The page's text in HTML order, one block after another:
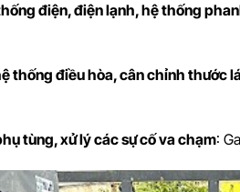
điện, điện lạnh, hệ thống
thống điều hòa, cân chỉnh thước
tùng, xử lý các sự cố va chạm: